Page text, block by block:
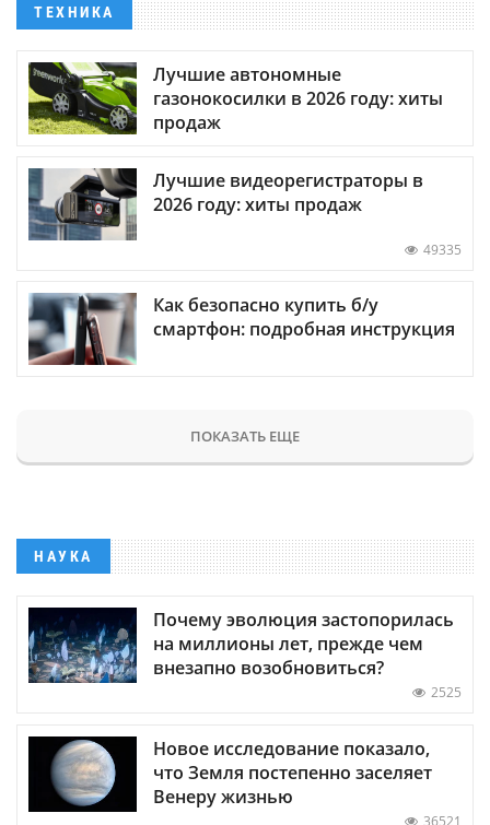
ТЕХНИКА
Лучшие автономные
газонокосилки в 2026 году: хиты
продаж
Лучшие видеорегистраторы в
2026 году: хиты продаж
49335
Как безопасно купить б/у
смартфон: подробная инструкция
ПОКАЗАТЬ ЕЩЕ
НАУКА
Почему эволюция застопорилась
на миллионы лет, прежде чем
внезапно возобновиться?
2525
Новое исследование показало,
что Земля постепенно заселяет
Венеру жизнью